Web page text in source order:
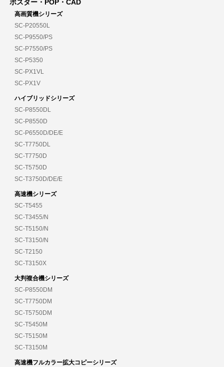
ポスター・POP・CAD
高画質機シリーズ
SC-P20550L
SC-P9550/PS
SC-P7550/PS
SC-P5350
SC-PX1VL
SC-PX1V
ハイブリッドシリーズ
SC-P8550DL
SC-P8550D
SC-P6550D/DE/E
SC-T7750DL
SC-T7750D
SC-T5750D
SC-T3750D/DE/E
高速機シリーズ
SC-T5455
SC-T3455/N
SC-T5150/N
SC-T3150/N
SC-T2150
SC-T3150X
大判複合機シリーズ
SC-P8550DM
SC-T7750DM
SC-T5750DM
SC-T5450M
SC-T5150M
SC-T3150M
高速機フルカラー拡大コピーシリーズ